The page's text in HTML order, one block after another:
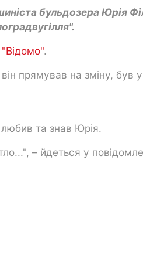
бульдозера Юрія
"Відомо".
прямував на зміну,
любив та знав Юрія.
– йдеться у